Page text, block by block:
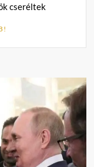
cseréltek